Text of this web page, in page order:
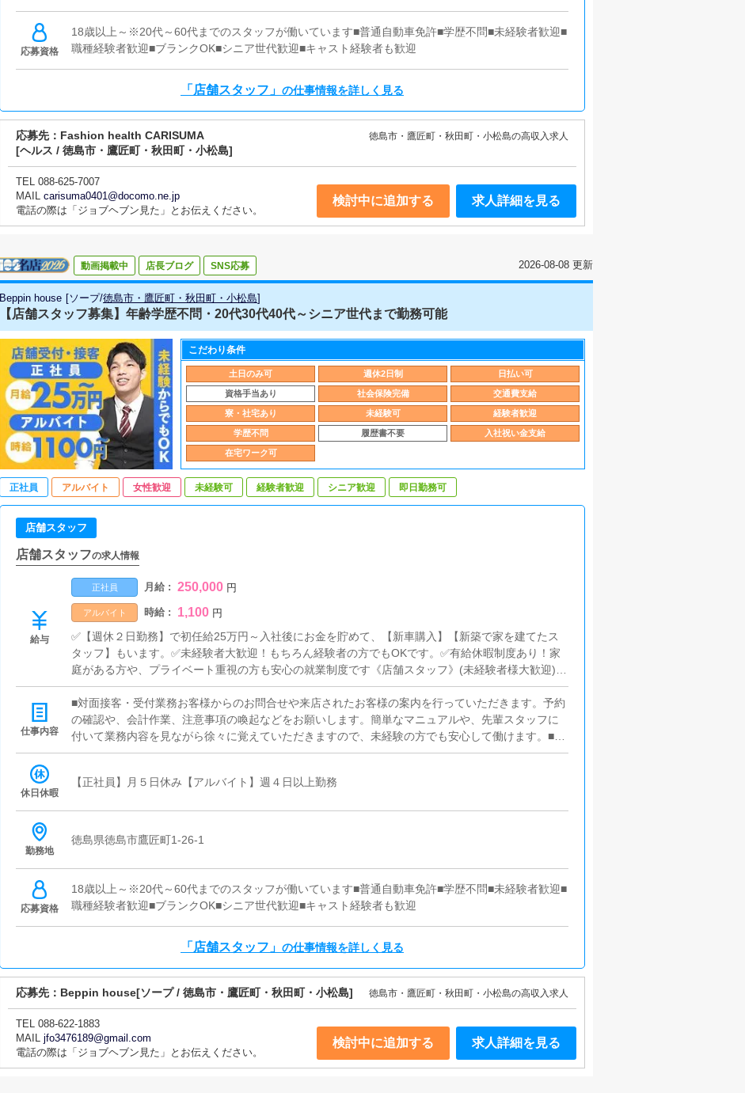
ャストの方に快適にお過ごしいただくため、店内の清掃や備品の管理・補充を行っていただきま
す。
応募資格
18歳以上～※20代～60代までのスタッフが働いています■普通自動車免許■学歴不問■未経験者歓迎■
職種経験者歓迎■ブランクOK■シニア世代歓迎■キャスト経験者も歓迎
「店舗スタッフ」 の仕事情報を詳しく見る
応募先： Fashion health CARISUMA
[ヘルス / 徳島市・鷹匠町・秋田町・小松島]
徳島市・鷹匠町・秋田町・小松島の高収入求人
TEL 088-625-7007
MAIL carisuma0401@docomo.ne.jp
電話の際は「ジョブヘブン見た」とお伝えください。
検討中に追加する 求人詳細を見る
動画掲載中 店長ブログ SNS応募 2026-08-08 更新
Beppin house [ソープ/徳島市・鷹匠町・秋田町・小松島]
【店舗スタッフ募集】年齢学歴不問・20代30代40代～シニア世代まで勤務可能
こだわり条件
土日のみ可 週休2日制 日払い可
資格手当あり 社会保険完備 交通費支給
寮・社宅あり 未経験可 経験者歓迎
学歴不問 履歴書不要 入社祝い金支給
在宅ワーク可
正社員 アルバイト 女性歓迎 未経験可 経験者歓迎 シニア歓迎 即日勤務可
店舗スタッフ
店舗スタッフの求人情報
給与
正社員 月給 : 250,000 円
アルバイト 時給 : 1,100 円
✅【週休２日勤務】で初任給25万円～入社後にお金を貯めて、【新車購入】【新築で家を建てたス
タッフ】もいます。✅未経験者大歓迎！もちろん経験者の方でもOKです。✅有給休暇制度あり！家
庭がある方や、プライベート重視の方も安心の就業制度です《店舗スタッフ》(未経験者様大歓迎)
[社]：月給25万円～(経験は考慮他未経験者は３ヶ月の試用期間あり)[ア]：時給1,100円～（試用期間
あり）■試用期間あり■昇給あり■週払い可■日払い可
仕事内容
■対面接客・受付業務お客様からのお問合せや来店されたお客様の案内を行っていただきます。予約
の確認や、会計作業、注意事項の喚起などをお願いします。簡単なマニュアルや、先輩スタッフに
付いて業務内容を見ながら徐々に覚えていただきますので、未経験の方でも安心して働けます。■P
C更新業務ヘブンネットなど、ポータルサイト等の店舗情報更新作業を行っていただきます。キャス
の更新時に簡単に文字が入力出来れば問題ありません。PCが苦手な人でも簡単にできます。■清
休日休暇
【正社員】月５日休み【アルバイト】週４日以上勤務
勤務地
徳島県徳島市鷹匠町1-26-1
応募資格
18歳以上～※20代～60代までのスタッフが働いています■普通自動車免許■学歴不問■未経験者歓迎■
職種経験者歓迎■ブランクOK■シニア世代歓迎■キャスト経験者も歓迎
「店舗スタッフ」 の仕事情報を詳しく見る
応募先： Beppin house[ソープ / 徳島市・鷹匠町・秋田町・小松島] 徳島市・鷹匠町・秋田町・小松島の高収入求人
TEL 088-622-1883
MAIL jfo3476189@gmail.com
電話の際は「ジョブヘブン見た」とお伝えください。
検討中に追加する 求人詳細を見る